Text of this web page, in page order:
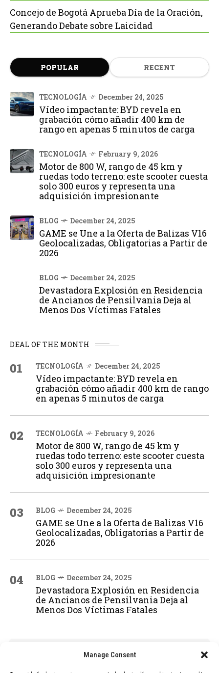
Manage Consent
Concejo de Bogotá Aprueba Día de la Oración,
Generando Debate sobre Laicidad
POPULAR RECENT
TECNOLOGÍA December 24, 2025
Vídeo impactante: BYD revela en
grabación cómo añadir 400 km de
rango en apenas 5 minutos de carga
TECNOLOGÍA February 9, 2026
Motor de 800 W, rango de 45 km y
ruedas todo terreno: este scooter cuesta
solo 300 euros y representa una
adquisición impresionante
BLOG December 24, 2025
GAME se Une a la Oferta de Balizas V16
Geolocalizadas, Obligatorias a Partir de
2026
BLOG December 24, 2025
Devastadora Explosión en Residencia
de Ancianos de Pensilvania Deja al
Menos Dos Víctimas Fatales
DEAL OF THE MONTH
01 TECNOLOGÍA December 24, 2025
Vídeo impactante: BYD revela en
grabación cómo añadir 400 km de rango
en apenas 5 minutos de carga
02 TECNOLOGÍA February 9, 2026
Motor de 800 W, rango de 45 km y
ruedas todo terreno: este scooter cuesta
solo 300 euros y representa una
adquisición impresionante
03 BLOG December 24, 2025
GAME se Une a la Oferta de Balizas V16
Geolocalizadas, Obligatorias a Partir de
2026
04 BLOG December 24, 2025
Devastadora Explosión en Residencia
de Ancianos de Pensilvania Deja al
Menos Dos Víctimas Fatales